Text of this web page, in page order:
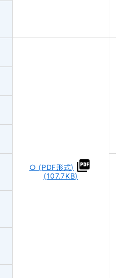
○ (PDF形式)
(107.7KB)